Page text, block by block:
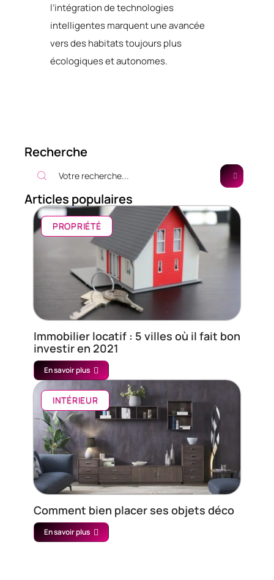
l’intégration de technologies
intelligentes marquent une avancée
vers des habitats toujours plus
écologiques et autonomes.
Recherche
Articles populaires
PROPRIÉTÉ
Immobilier locatif : 5 villes où il fait bon
investir en 2021
En savoir plus
INTÉRIEUR
Comment bien placer ses objets déco
En savoir plus